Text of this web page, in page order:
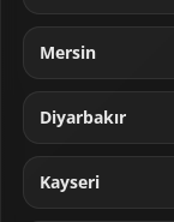
Mersin
Diyarbakır
Kayseri